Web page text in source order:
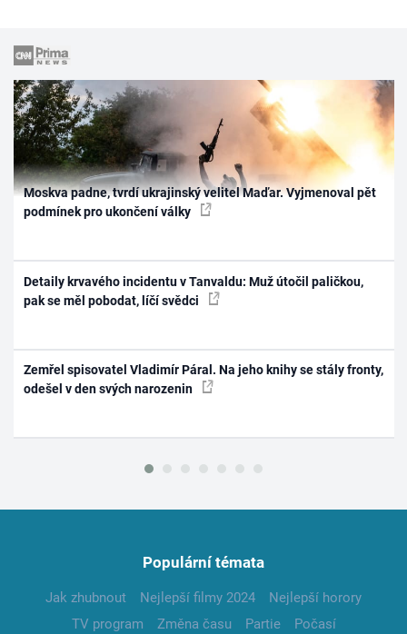
Moskva padne, tvrdí ukrajinský velitel Maďar. Vyjmenoval pět
podmínek pro ukončení války
Detaily krvavého incidentu v Tanvaldu: Muž útočil paličkou,
pak se měl pobodat, líčí svědci
Zemřel spisovatel Vladimír Páral. Na jeho knihy se stály fronty,
odešel v den svých narozenin
Populární témata
Jak zhubnout Nejlepší filmy 2024
Nejlepší horory
TV program
Změna času Partie
Počasí